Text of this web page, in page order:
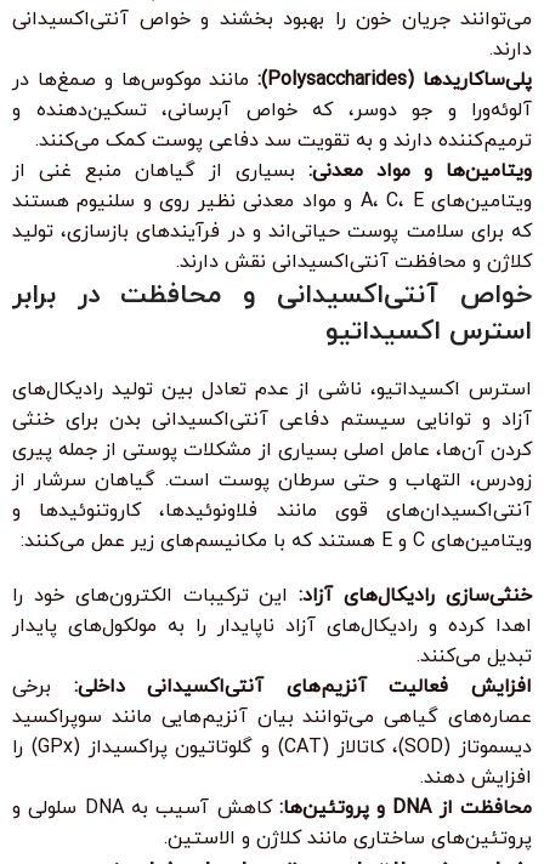
می‌توانند جریان خون را بهبود بخشند و خواص آنتی‌اکسیدانی
دارند.
پلی‌ساکاریدها (Polysaccharides):
مانند موکوس‌ها و صمغ‌ها در
آلوئه‌ورا و جو دوسر، که خواص آبرسانی، تسکین‌دهنده و
ترمیم‌کننده دارند و به تقویت سد دفاعی پوست کمک می‌کنند.
ویتامین‌ها و مواد معدنی: بسیاری از گیاهان منبع غنی از
ویتامین‌های A، C، E و مواد معدنی نظیر روی و سلنیوم هستند
که برای سلامت پوست حیاتی‌اند و در فرآیندهای بازسازی، تولید
کلاژن و محافظت آنتی‌اکسیدانی نقش دارند.
خواص آنتی‌اکسیدانی و محافظت در برابر
استرس اکسیداتیو
استرس اکسیداتیو، ناشی از عدم تعادل بین تولید رادیکال‌های
آزاد و توانایی سیستم دفاعی آنتی‌اکسیدانی بدن برای خنثی
کردن آن‌ها، عامل اصلی بسیاری از مشکلات پوستی از جمله پیری
زودرس، التهاب و حتی سرطان پوست است. گیاهان سرشار از
آنتی‌اکسیدان‌های قوی مانند فلاونوئیدها، کاروتنوئیدها و
ویتامین‌های C و E هستند که با مکانیسم‌های زیر عمل می‌کنند:
خنثی‌سازی رادیکال‌های آزاد:این ترکیبات الکترون‌های خود را
اهدا کرده و رادیکال‌های آزاد ناپایدار را به مولکول‌های پایدار
تبدیل می‌کنند.
افزایش فعالیت آنزیم‌های آنتی‌اکسیدانی داخلی: برخی
عصاره‌های گیاهی می‌توانند بیان آنزیم‌هایی مانند سوپراکسید
دیسموتاز (SOD)، کاتالاز (CAT) و گلوتاتیون پراکسیداز (GPx) را
افزایش دهند.
محافظت از DNA و پروتئین‌ها:
کاهش آسیب به DNA سلولی و
پروتئین‌های ساختاری مانند کلاژن و الاستین.